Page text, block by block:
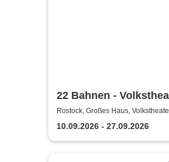
22 Bahnen -
Rostock
Rostock, Großes Haus,
10.09.2026 - 27.09.2026